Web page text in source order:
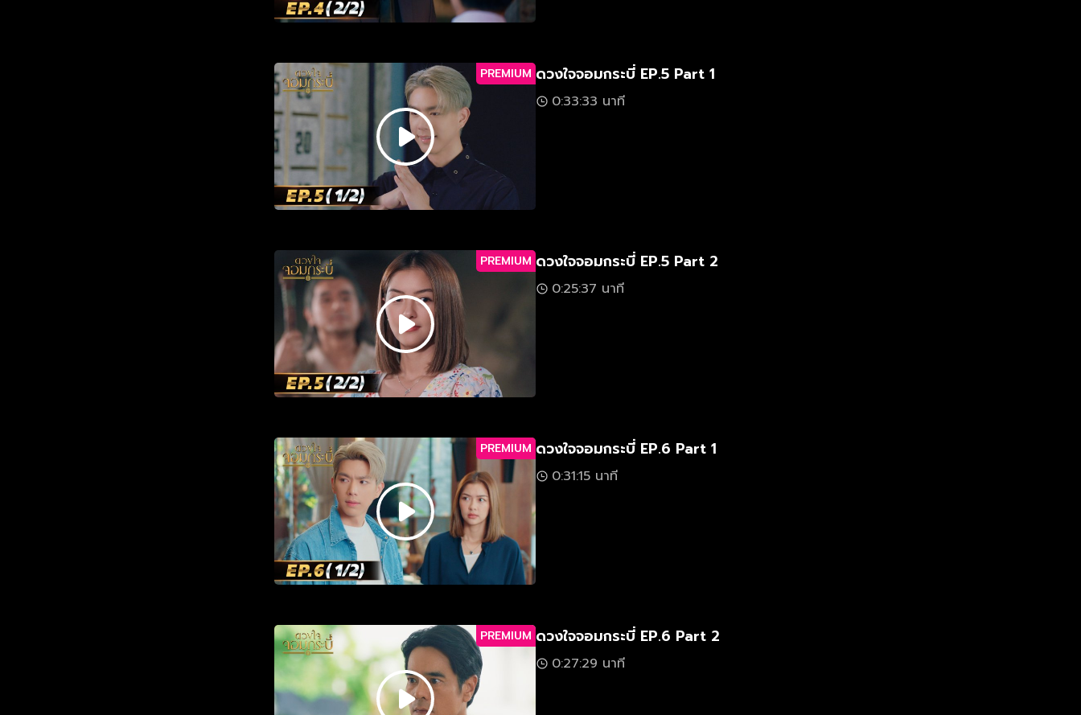
PREMIUM ดวงใจจอมกระบี่ EP.5 Part 1
0:33:33 นาที
PREMIUM ดวงใจจอมกระบี่ EP.5 Part 2
0:25:37 นาที
PREMIUM ดวงใจจอมกระบี่ EP.6 Part 1
0:31:15 นาที
PREMIUM ดวงใจจอมกระบี่ EP.6 Part 2
0:27:29 นาที